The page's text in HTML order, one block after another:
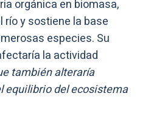
orgánica en biomasa,
río y sostiene la base
especies. Su
la actividad
también alteraría
equilibrio del ecosistema